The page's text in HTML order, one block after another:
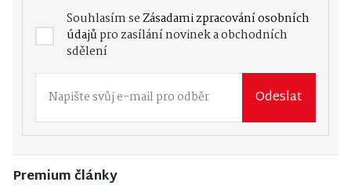
Souhlasím seZásadami zpracování osobních
údajůpro zasílání novinek a obchodních
sdělení
Odeslat
Premium články